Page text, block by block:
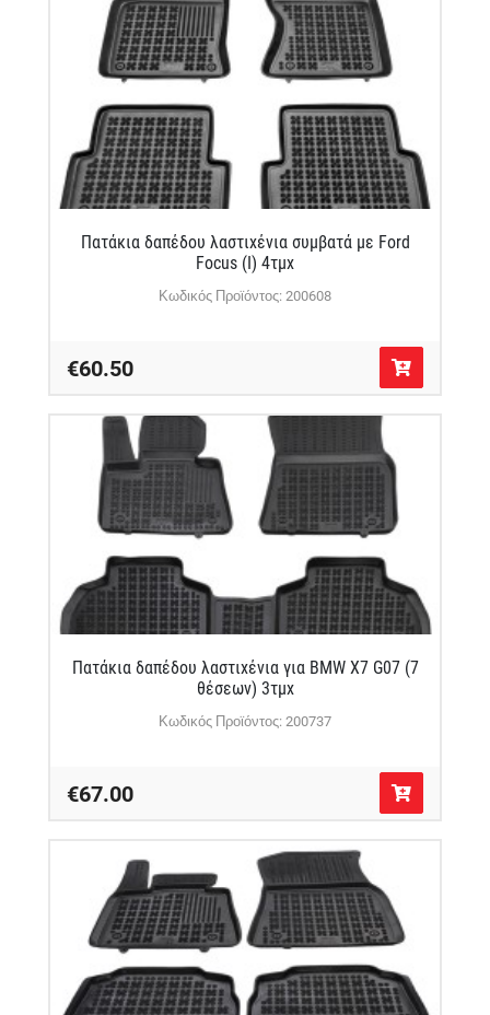
Πατάκια δαπέδου λαστιχένια συμβατά με Ford
Focus (I) 4τμχ
Κωδικός Προϊόντος: 200608
€60.50
Πατάκια δαπέδου λαστιχένια για BMW X7 G07 (7
θέσεων) 3τμχ
Κωδικός Προϊόντος: 200737
€67.00